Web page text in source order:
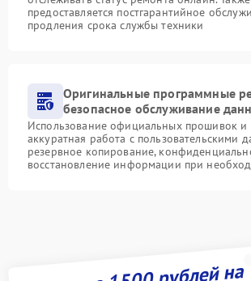
предоставляется постгарантийное
продления срока службы техники
Оригинальные программные
безопасное обслуживание
Использование официальных прошивок и
аккуратная работа с пользовательскими
резервное копирование,
восстановление информации при